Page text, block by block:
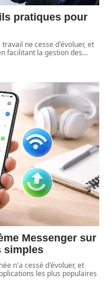
pratiques pour
ne cesse d'évoluer, et
facilitant la gestion des…
Messenger sur
simples
n'a cessé d'évoluer, et
les plus populaires